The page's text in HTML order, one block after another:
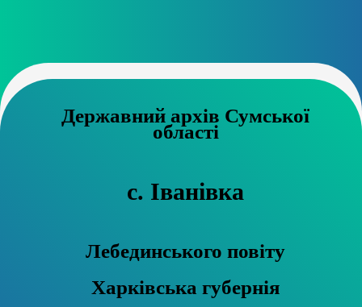
Державний архів Сумської
області
с. Іванівка
Лебединського повіту
Харківська губернія